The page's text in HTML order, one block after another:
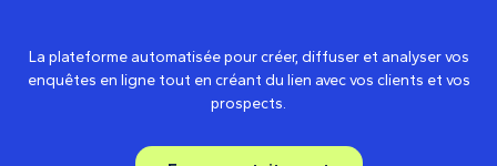
La plateforme automatisée pour créer, diffuser et analyser vos
enquêtes en ligne tout en créant du lien avec vos clients et vos
prospects.